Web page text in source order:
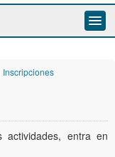
Agenda
Contacto
Alta de Usuari@
Inscripciones
actividades, entra en